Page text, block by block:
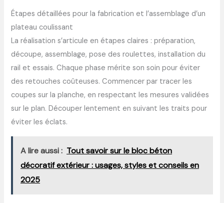
Étapes détaillées pour la fabrication et l’assemblage d’un
plateau coulissant
La réalisation s’articule en étapes claires : préparation,
découpe, assemblage, pose des roulettes, installation du
rail et essais. Chaque phase mérite son soin pour éviter
des retouches coûteuses. Commencer par tracer les
coupes sur la planche, en respectant les mesures validées
sur le plan. Découper lentement en suivant les traits pour
éviter les éclats.
A lire aussi : Tout savoir sur le bloc béton
décoratif extérieur : usages, styles et conseils en
2025